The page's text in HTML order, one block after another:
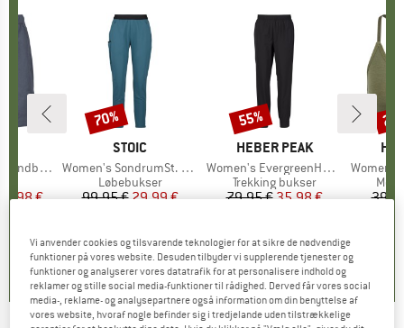
Shorts
pris
€
)
MÆRKE
STOIC
Artikel
Women's SondrumSt. Light Pants
Produktgruppe
Løbebukser
Pris
99,95 €Nedsat pris
29,99 €
4,7(7)
Rabat
70%
MÆRKE
HEBER PEAK
Artikel
Women's EvergreenHe. Light Pants
Produktgruppe
Trekking bukser
Pris
79,95 €Nedsat pris
35,98 €
0,0(0)
Rabat
55%
Artikel
Women's
Vi anvender cookies og tilsvarende teknologier for at sikre de nødvendige
funktioner på vores website. Desuden tilbyder vi supplerende tjenester og
funktioner og analyserer vores datatrafik for at personalisere indhold og
reklamer og stille social media-funktioner til rådighed. Derved får vores social
media-, reklame- og analysepartnere også information om din benyttelse af
vores website, hvoraf nogle befinder sig i tredjelande uden tilstrækkelige